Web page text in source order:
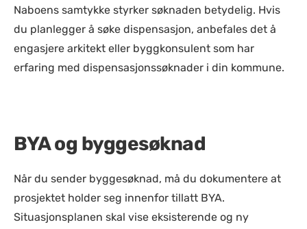
Naboens samtykke styrker søknaden betydelig. Hvis
du planlegger å søke dispensasjon, anbefales det å
engasjere arkitekt eller byggkonsulent som har
erfaring med dispensasjonssøknader i din kommune.
BYA og byggesøknad
Når du sender byggesøknad, må du dokumentere at
prosjektet holder seg innenfor tillatt BYA.
Situasjonsplanen skal vise eksisterende og ny